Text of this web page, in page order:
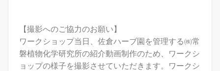
【撮影へのご協力のお願い】
ワークショップ当日、佐倉ハーブ園を管理する㈱常
磐植物化学研究所の紹介動画制作のため、ワークシ
ョップの様子を撮影させていただきます。
ワークシ